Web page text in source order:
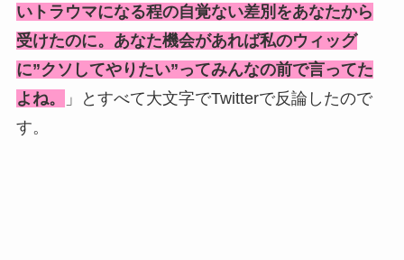
いトラウマになる程の自覚ない差別をあなたから
受けたのに。あなた機会があれば私のウィッグ
に”クソしてやりたい”ってみんなの前で言ってた
よね。
」とすべて大文字でTwitterで反論したので
す。